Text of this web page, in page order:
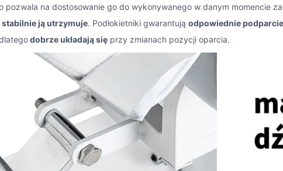
pozwala na dostosowanie go do wykonywanego w danym momencie
stabilnie ją utrzymuje. Podłokietniki gwarantują odpowiednie podparcie
dobrze układają się przy zmianach pozycji oparcia.